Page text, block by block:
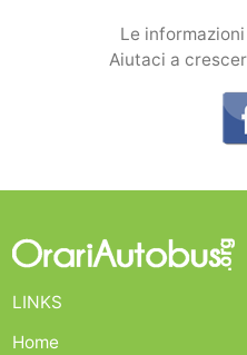
Le
Aiutaci a
LINKS
Home